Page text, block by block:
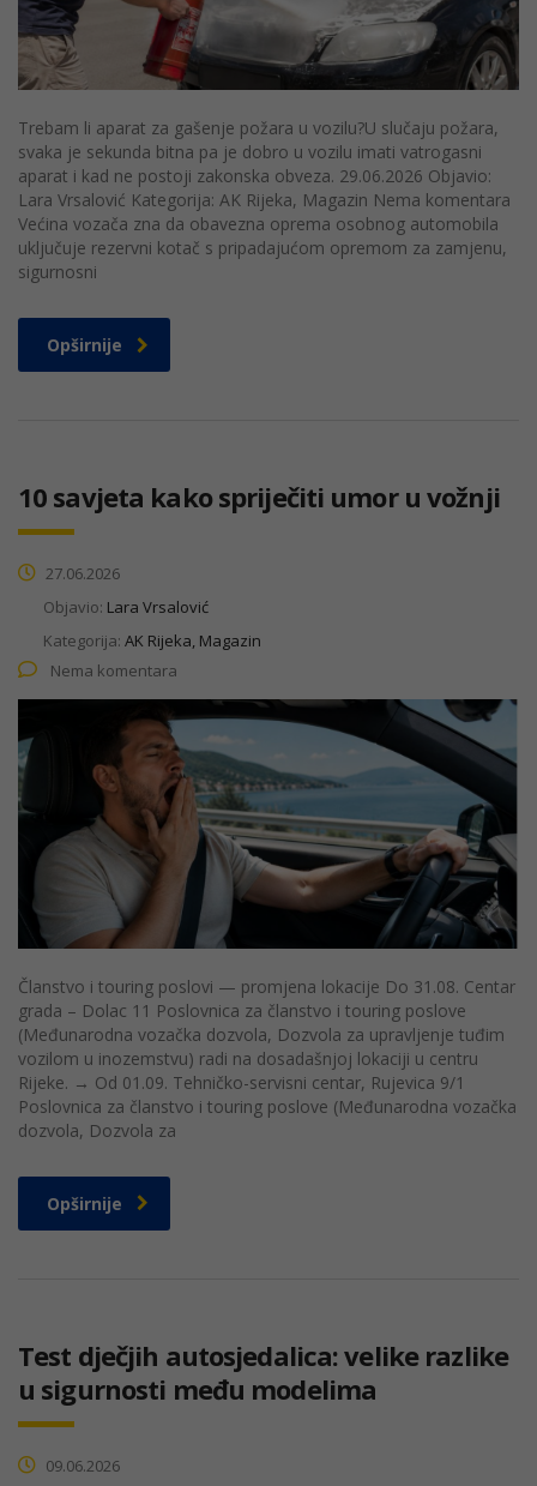
Trebam li aparat za gašenje požara u vozilu?U slučaju požara,
svaka je sekunda bitna pa je dobro u vozilu imati vatrogasni
aparat i kad ne postoji zakonska obveza. 29.06.2026 Objavio:
Lara Vrsalović Kategorija: AK Rijeka, Magazin Nema komentara
Većina vozača zna da obavezna oprema osobnog automobila
uključuje rezervni kotač s pripadajućom opremom za zamjenu,
sigurnosni
Opširnije
10 savjeta kako spriječiti umor u vožnji
27.06.2026
Objavio: Lara Vrsalović
Kategorija: AK Rijeka, Magazin
Nema komentara
Članstvo i touring poslovi — promjena lokacije Do 31.08. Centar
grada – Dolac 11 Poslovnica za članstvo i touring poslove
(Međunarodna vozačka dozvola, Dozvola za upravljenje tuđim
vozilom u inozemstvu) radi na dosadašnjoj lokaciji u centru
Rijeke. → Od 01.09. Tehničko-servisni centar, Rujevica 9/1
Poslovnica za članstvo i touring poslove (Međunarodna vozačka
dozvola, Dozvola za
Opširnije
Test dječjih autosjedalica: velike razlike
u sigurnosti među modelima
09.06.2026